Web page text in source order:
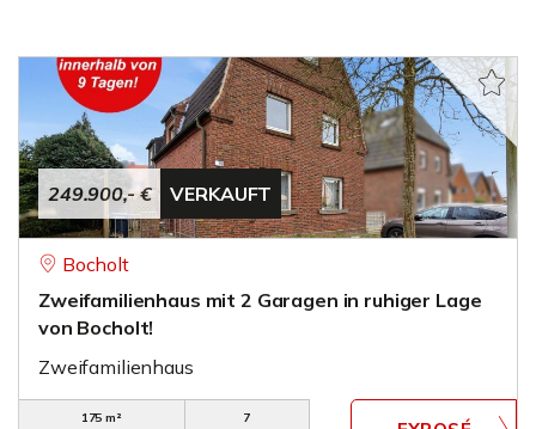
249.900,- € VERKAUFT
Bocholt
Zweifamilienhaus mit 2 Garagen in ruhiger Lage
von Bocholt!
Zweifamilienhaus
175 m²
7